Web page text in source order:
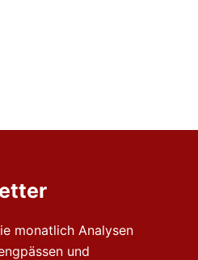
monatlich Analysen
und